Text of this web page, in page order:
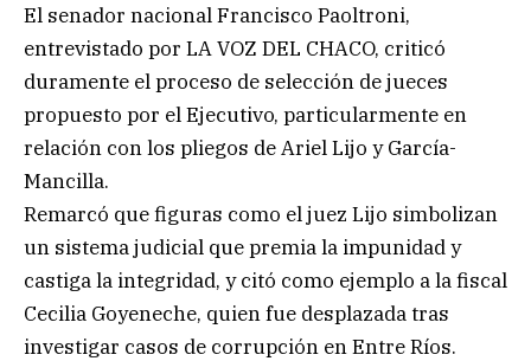
El senador nacional Francisco Paoltroni,
entrevistado por LA VOZ DEL CHACO, criticó
duramente el proceso de selección de jueces
propuesto por el Ejecutivo, particularmente en
relación con los pliegos de Ariel Lijo y García-
Mancilla.
Remarcó que figuras como el juez Lijo simbolizan
un sistema judicial que premia la impunidad y
castiga la integridad, y citó como ejemplo a la fiscal
Cecilia Goyeneche, quien fue desplazada tras
investigar casos de corrupción en Entre Ríos.